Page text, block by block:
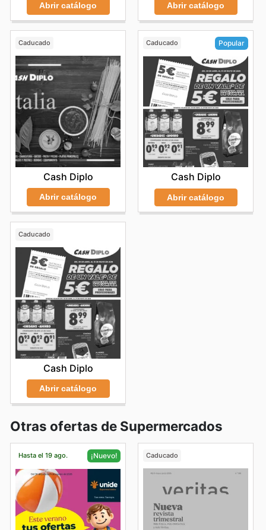
Abrir catálogo Abrir catálogo
Caducado
Cash Diplo
Abrir catálogo
Caducado Popular
Cash Diplo
Abrir catálogo
Caducado
Cash Diplo
Abrir catálogo
Otras ofertas de Supermercados
Hasta el 19 ago. ¡Nuevo! Caducado